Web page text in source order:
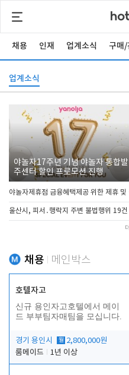
채용 인재 업계소식 구매/
업계소식
야놀자17주년 기념 야놀자 통합발
주센터 할인 프로모션 진행
야놀자제휴점 금융혜택제공 위한 제휴 및
울산시, 피서․행락지 주변 불법행위 19
채용 메인박스
호텔자고
신규 용인자고호텔에서 메이
드 부부팀자매팀을 모십니다.
경기 용인시 월 2,800,000원
룸메이드
1년 이상